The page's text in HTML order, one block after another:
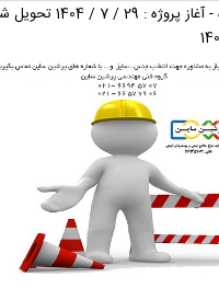
تحویل شده - آغاز پروژه : 29